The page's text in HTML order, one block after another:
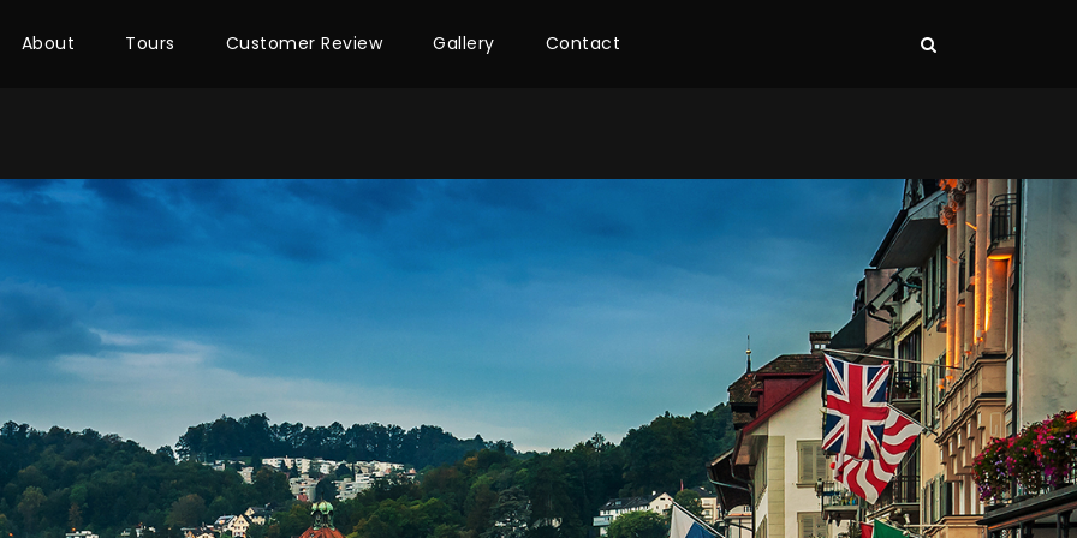
About Tours Customer Review Gallery Contact